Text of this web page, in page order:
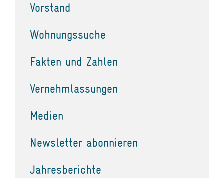
Vorstand
Wohnungssuche
Fakten und Zahlen
Vernehmlassungen
Medien
Newsletter abonnieren
Jahresberichte